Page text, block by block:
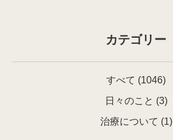
カテゴリー
すべて (1046)
日々のこと (3)
治療について (1)